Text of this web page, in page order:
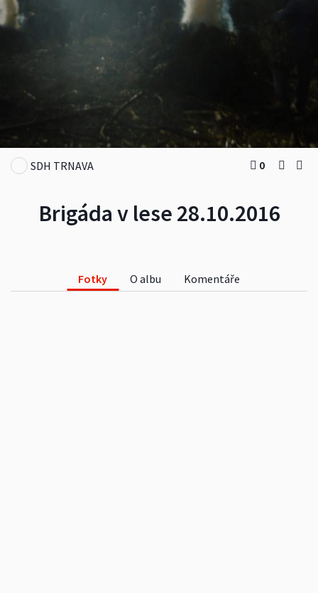
Brigáda v lese 28.10.2016
SDH TRNAVA 0
Fotky O albu Komentáře